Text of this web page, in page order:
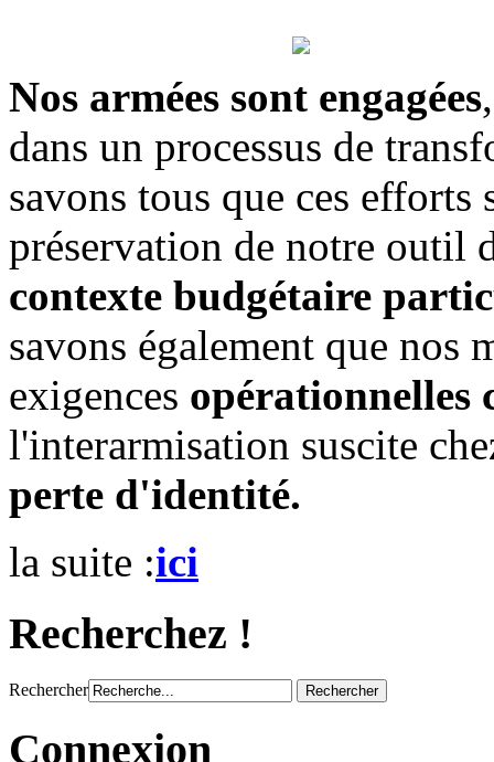
Nos armées sont engagées
dans un processus de
savons tous que ces efforts
préservation de notre outil
contexte budgétaire
savons également que nos
exigences opérationnelles
l'interarmisation suscite
perte d'identité.
la suite :ici
Recherchez !
Rechercher
Connexion